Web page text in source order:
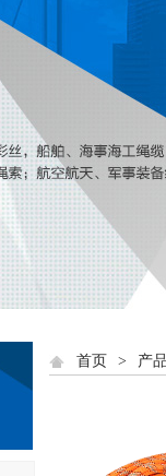
首页 > 产